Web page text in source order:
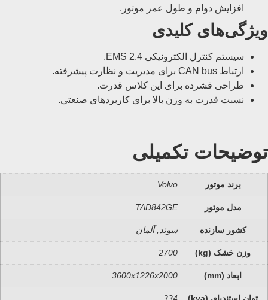
افزایش دوام و طول عمر موتور.
ویژگی‌های کلیدی
سیستم کنترل الکترونیکی EMS 2.4.
ارتباط CAN bus برای مدیریت و نظارت پیشرفته.
طراحی فشرده برای این کلاس قدرت.
نسبت قدرت به وزن بالا برای کاربردهای صنعتی.
توضیحات تکمیلی
برند موتور Volvo
مدل موتور TAD842GE
کشور سازنده سوئد, آلمان
وزن خشک (kg) 2700
ابعاد (mm) 3600x1226x2000